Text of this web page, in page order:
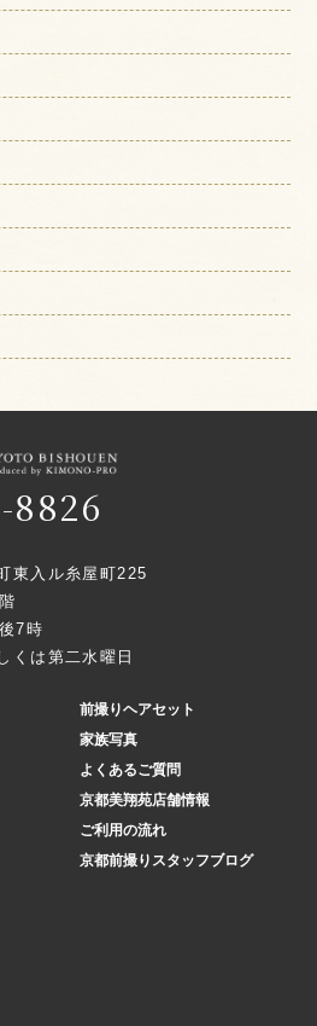
8826
東入ル糸屋町225
7時
くは第二水曜日
前撮りヘアセット
家族写真
よくあるご質問
京都美翔苑店舗情報
ご利用の流れ
京都前撮りスタッフブログ